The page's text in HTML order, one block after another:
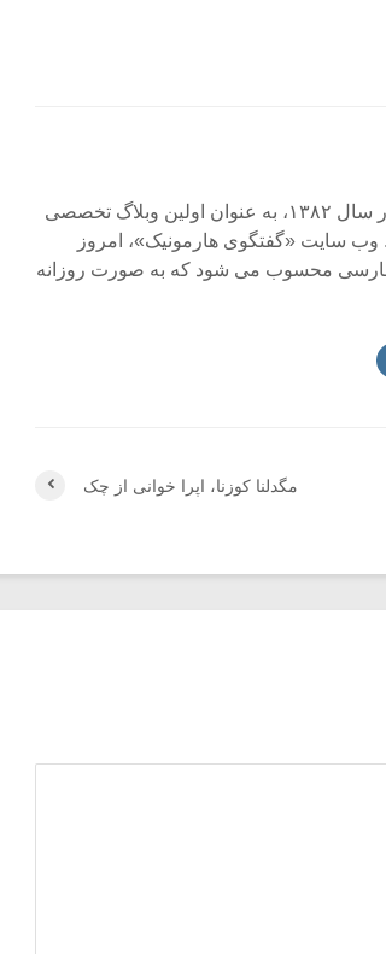
مجله آنلاین «گفتگوی هارمونیک» در سال ۱۳۸۲، به عنوان اولین وبلاگ تخصصی
سایت «گفتگوی هارمونیک»، امروز
فارسی محسوب می شود که به صورت روزانه
مگدلنا کوزنا، اپرا خوانی از چک